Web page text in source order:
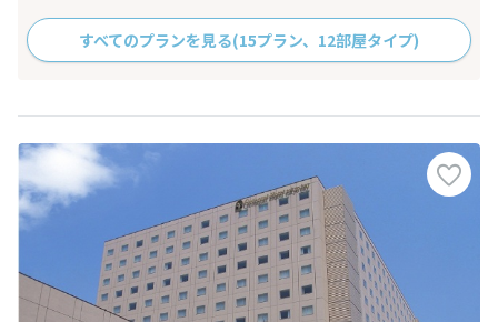
すべてのプランを見る(15プラン、12部屋タイプ)